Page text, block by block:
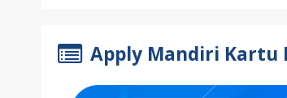
Apply Mandiri Kartu